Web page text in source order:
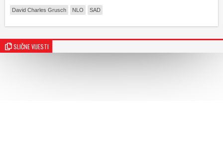
David Charles Grusch NLO SAD
SLIČNE VIJESTI